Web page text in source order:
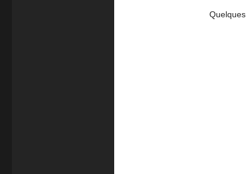
Quelques